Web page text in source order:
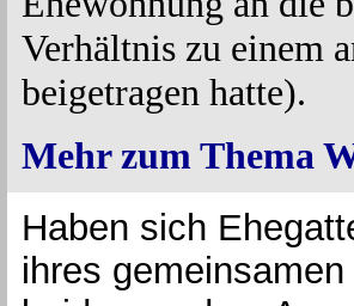
Verhältnis zu einem
beigetragen hatte).
Mehr zum Thema
Haben sich
ihres